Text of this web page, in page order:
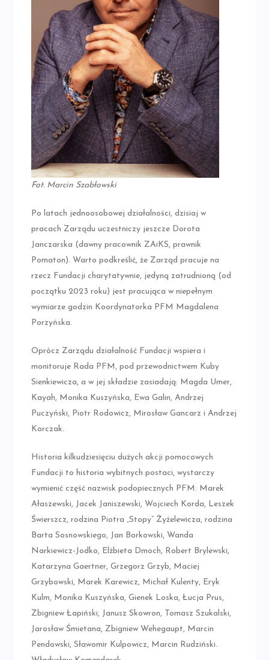
Fot. Marcin Szabłowski
Po latach jednoosobowej działalności, dzisiaj w
pracach Zarządu uczestniczy jeszcze Dorota
Janczarska (dawny pracownik ZAiKS, prawnik
Pomaton). Warto podkreślić, że Zarząd pracuje na
rzecz Fundacji charytatywnie, jedyną zatrudnioną (od
początku 2023 roku) jest pracująca w niepełnym
wymiarze godzin Koordynatorka PFM Magdalena
Porzyńska.
Oprócz Zarządu działalność Fundacji wspiera i
monitoruje Rada PFM, pod przewodnictwem Kuby
Sienkiewicza, a w jej składzie zasiadają: Magda Umer,
Kayah, Monika Kuszyńska, Ewa Galin, Andrzej
Puczyński, Piotr Rodowicz, Mirosław Gancarz i Andrzej
Korczak.
Historia kilkudziesięciu dużych akcji pomocowych
Fundacji to historia wybitnych postaci, wystarczy
wymienić część nazwisk podopiecznych PFM: Marek
Ałaszewski, Jacek Janiszewski, Wojciech Korda, Leszek
Świerszcz, rodzina Piotra „Stopy” Żyżelewicza, rodzina
Barta Sosnowskiego, Jan Borkowski, Wanda
Narkiewicz-Jodko, Elżbieta Dmoch, Robert Brylewski,
Katarzyna Gaertner, Grzegorz Grzyb, Maciej
Grzybowski, Marek Karewicz, Michał Kulenty, Eryk
Kulm, Monika Kuszyńska, Gienek Loska, Łucja Prus,
Zbigniew Łapiński, Janusz Skowron, Tomasz Szukalski,
Jarosław Śmietana, Zbigniew Wehegaupt, Marcin
Pendowski, Sławomir Kulpowicz, Marcin Rudziński.